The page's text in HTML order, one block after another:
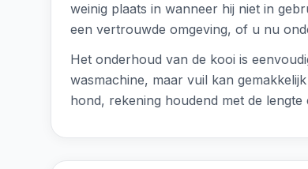
weinig plaats in wanneer hij niet in
een vertrouwde omgeving, of u nu
Het onderhoud van de kooi is
wasmachine, maar vuil kan
hond, rekening houdend met de lengte